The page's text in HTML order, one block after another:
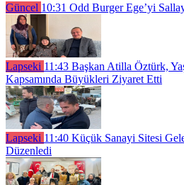
Güncel 10:31 Odd Burger Ege’yi
Lapseki 11:43 Başkan Atilla Öztürk,
Kapsamında Büyükleri Ziyaret Etti
Lapseki 11:40 Küçük Sanayi Sitesi
Düzenledi